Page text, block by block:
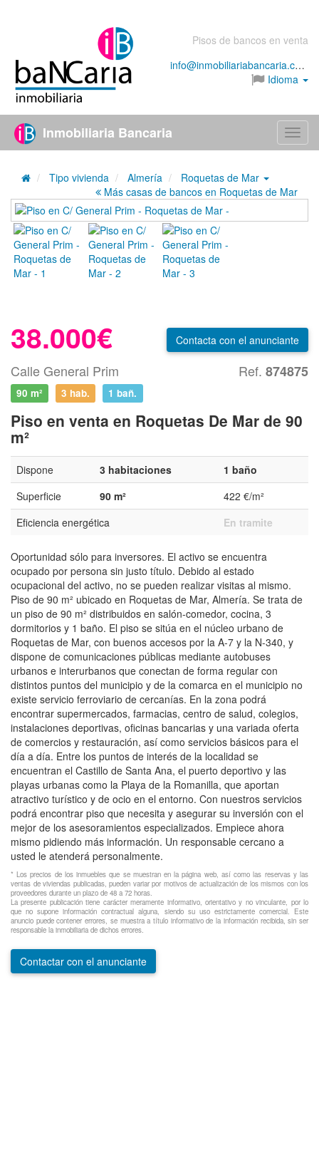
Pisos de bancos en venta
info@inmobiliariabancaria.com
Idioma
Menú
Inmobiliaria Bancaria
Tipo vivienda Almería
Roquetas de Mar
Más casas de bancos en Roquetas de Mar
Contacta con el anunciante
38.000€
Calle General Prim Ref. 874875
90 m² 3 hab. 1 bañ.
Piso en venta en Roquetas De Mar de 90
m²
Dispone 3 habitaciones
1 baño
Superficie
90 m²
422 €/m²
Eficiencia energética
En tramite
Oportunidad sólo para inversores. El activo se encuentra
ocupado por persona sin justo título. Debido al estado
ocupacional del activo, no se pueden realizar visitas al mismo.
Piso de 90 m² ubicado en Roquetas de Mar, Almería. Se trata de
un piso de 90 m² distribuidos en salón-comedor, cocina, 3
dormitorios y 1 baño. El piso se sitúa en el núcleo urbano de
Roquetas de Mar, con buenos accesos por la A-7 y la N-340, y
dispone de comunicaciones públicas mediante autobuses
urbanos e interurbanos que conectan de forma regular con
distintos puntos del municipio y de la comarca en el municipio no
existe servicio ferroviario de cercanías. En la zona podrá
encontrar supermercados, farmacias, centro de salud, colegios,
instalaciones deportivas, oficinas bancarias y una variada oferta
de comercios y restauración, así como servicios básicos para el
día a día. Entre los puntos de interés de la localidad se
encuentran el Castillo de Santa Ana, el puerto deportivo y las
playas urbanas como la Playa de la Romanilla, que aportan
atractivo turístico y de ocio en el entorno. Con nuestros servicios
podrá encontrar piso que necesita y asegurar su inversión con el
mejor de los asesoramientos especializados. Empiece ahora
mismo pidiendo más información. Un responsable cercano a
usted le atenderá personalmente.
* Los precios de los inmuebles que se muestran en la página web, así como las reservas y las
ventas de viviendas publicadas, pueden variar por motivos de actualización de los mismos con los
proveedores durante un plazo de 48 a 72 horas.
La presente publicación tiene carácter meramente informativo, orientativo y no vinculante, por lo
que no supone información contractual alguna, siendo su uso estrictamente comercial. Este
anuncio puede contener errores, se muestra a título informativo de la información recibida, sin ser
responsable la inmobiliaria de dichos errores.
Contactar con el anunciante